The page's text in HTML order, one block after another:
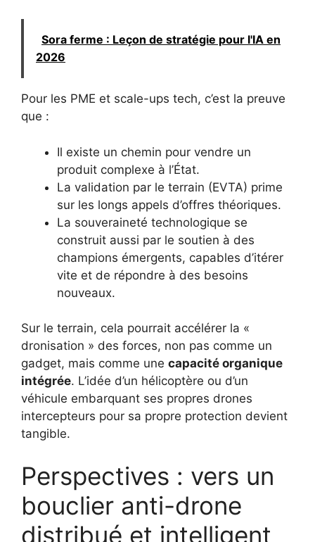
Sora ferme : Leçon de stratégie pour l'IA en
2026
Pour les PME et scale-ups tech, c’est la preuve
que :
Il existe un chemin pour vendre un
produit complexe à l’État.
La validation par le terrain (EVTA) prime
sur les longs appels d’offres théoriques.
La souveraineté technologique se
construit aussi par le soutien à des
champions émergents, capables d’itérer
vite et de répondre à des besoins
nouveaux.
Sur le terrain, cela pourrait accélérer la «
dronisation » des forces, non pas comme un
gadget, mais comme une capacité organique
intégrée. L’idée d’un hélicoptère ou d’un
véhicule embarquant ses propres drones
intercepteurs pour sa propre protection devient
tangible.
Perspectives : vers un
bouclier anti-drone
distribué et intelligent